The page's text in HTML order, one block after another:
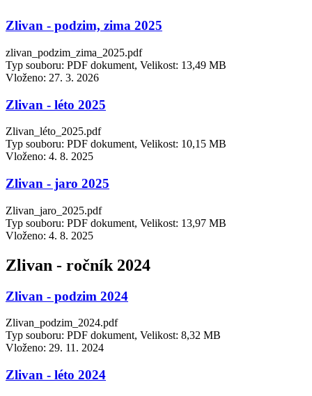
Zlivan - podzim, zima 2025
zlivan_podzim_zima_2025.pdf
Typ souboru: PDF dokument, Velikost: 13,49 MB
Vloženo: 27. 3. 2026
Zlivan - léto 2025
Zlivan_léto_2025.pdf
Typ souboru: PDF dokument, Velikost: 10,15 MB
Vloženo: 4. 8. 2025
Zlivan - jaro 2025
Zlivan_jaro_2025.pdf
Typ souboru: PDF dokument, Velikost: 13,97 MB
Vloženo: 4. 8. 2025
Zlivan - ročník 2024
Zlivan - podzim 2024
Zlivan_podzim_2024.pdf
Typ souboru: PDF dokument, Velikost: 8,32 MB
Vloženo: 29. 11. 2024
Zlivan - léto 2024